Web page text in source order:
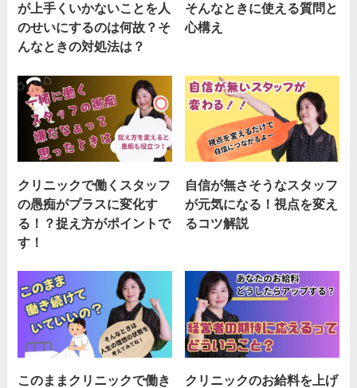
が上手くいかないことを人
のせいにするのは何故？そ
んなときの対処法は？
そんなときに使える質問と
心構え
クリニックで働くスタッフ
の愚痴がプラスに変化す
る！？捉え方がポイントで
す！
自信が無さそうなスタッフ
が元気になる！視点を変え
るコツ解説
このままクリニックで働き
クリニックのお給料を上げ